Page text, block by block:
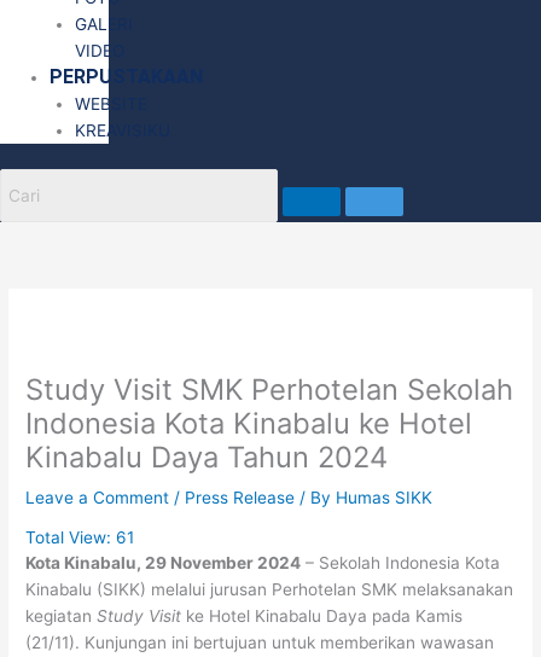
GALERI
VIDEO
PERPUSTAKAAN
WEBSITE
KREAVISIKU
Study Visit SMK Perhotelan Sekolah
Indonesia Kota Kinabalu ke Hotel
Kinabalu Daya Tahun 2024
Leave a Comment / Press Release / By Humas SIKK
Total View: 61
Kota Kinabalu, 29 November 2024 – Sekolah Indonesia Kota
Kinabalu (SIKK) melalui jurusan Perhotelan SMK melaksanakan
kegiatanStudy Visit ke Hotel Kinabalu Daya pada Kamis
(21/11). Kunjungan ini bertujuan untuk memberikan wawasan